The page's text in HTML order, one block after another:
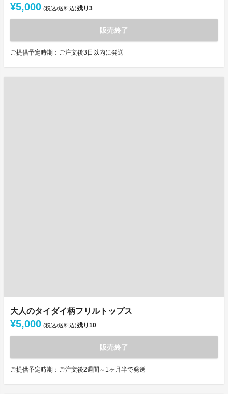
¥5,000 (税込/送料込)残り3
販売終了
ご提供予定時期：ご注文後3日以内に発送
大人のタイダイ柄フリルトップス
¥5,000 (税込/送料込)残り10
販売終了
ご提供予定時期：ご注文後2週間～1ヶ月半で発送